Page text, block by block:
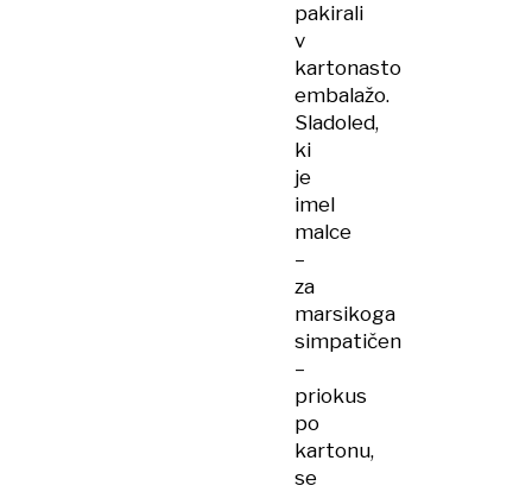
pakirali
v
kartonasto
embalažo.
Sladoled,
ki
je
imel
malce
–
za
marsikoga
simpatičen
–
priokus
po
kartonu,
se